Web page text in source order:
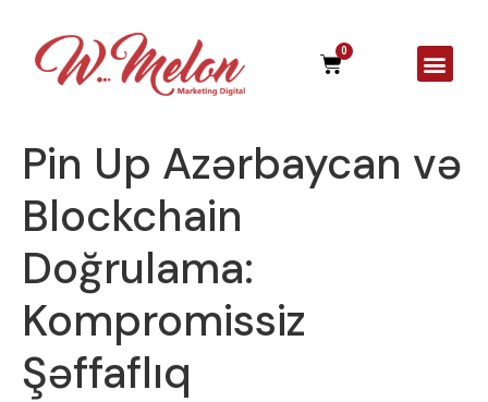
0
Pin Up Azərbaycan və
Blockchain
Doğrulama:
Kompromissiz
Şəffaflıq